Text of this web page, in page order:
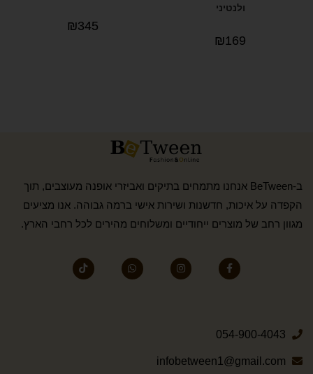
ולנטיני
₪169
₪345
ב-BeTween אנחנו מתמחים בתיקים ואביזרי אופנה מעוצבים, תוך
הקפדה על איכות, חדשנות ושירות אישי ברמה גבוהה. אנו מציעים
מגוון רחב של מוצרים ייחודיים ומשלוחים מהירים לכל רחבי הארץ.
054-900-4043
infobetween1@gmail.com